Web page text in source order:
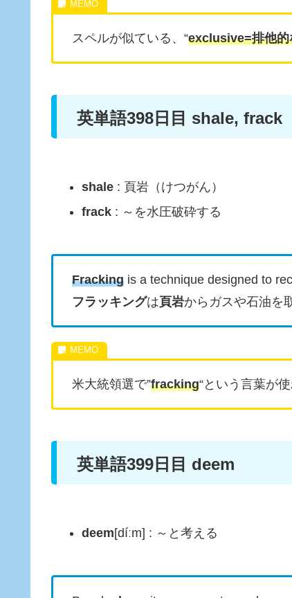
スペルが似ている、“exclusive=排他的
英単語398日目 shale, frack
shale: 頁岩（けつがん）
frack: ～を水圧破砕する
Fracking is a technique designed to
フラッキングは頁岩からガスや石油を
米大統領選で”fracking“という言葉が
英単語399日目 deem
deem[díːm] : ～と考える